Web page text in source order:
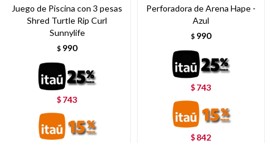
Juego de Piscina con 3 pesas
Shred Turtle Rip Curl
Sunnylife
$ 990
$ 743
Perforadora de Arena Hape -
Azul
$ 990
$ 743
$ 842